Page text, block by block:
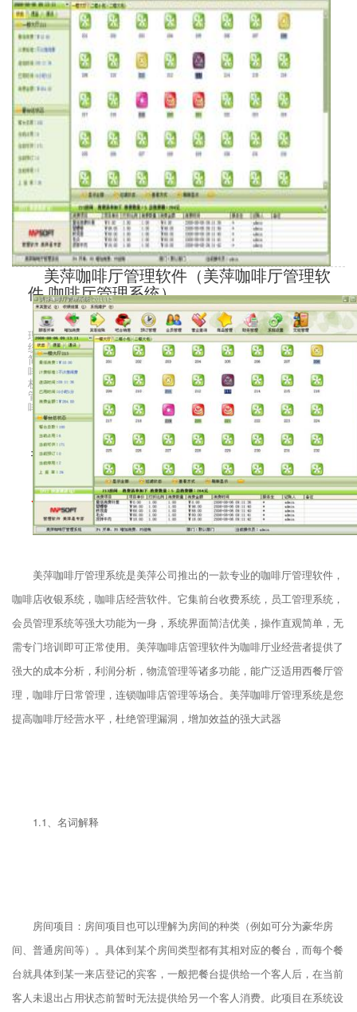
美萍咖啡厅管理软件（美萍咖啡厅管理软
件,咖啡厅管理系统）
美萍咖啡厅管理系统是美萍公司推出的一款专业的咖啡厅管
理软件，咖啡店收银系统，咖啡店经营软件。它集前台收费系
统，员工管理系统，会员管理系统等强大功能为一身，系统界面
简洁优美，操作直观简单，无需专门培训即可正常使用。美萍咖
啡店管理软件为咖啡厅业经营者提供了强大的成本分析，利润分
析，物流管理等诸多功能，能广泛适用西餐厅管理，咖啡厅日常
管理，连锁咖啡店管理等场合。美萍咖啡厅管理系统是您提高咖
啡厅经营水平，杜绝管理漏洞
市场价：1680
今日特价：980
美萍咖啡厅管理系统是美萍公司推出的一款专业的咖啡厅管理软件，
咖啡店收银系统，咖啡店经营软件。它集前台收费系统，员工管理系统，
会员管理系统等强大功能为一身，系统界面简洁优美，操作直观简单，无
需专门培训即可正常使用。美萍咖啡店管理软件为咖啡厅业经营者提供了
强大的成本分析，利润分析，物流管理等诸多功能，能广泛适用西餐厅管
理，咖啡厅日常管理，连锁咖啡店管理等场合。美萍咖啡厅管理系统是您
提高咖啡厅经营水平，杜绝管理漏洞，增加效益的强大武器
1.1、名词解释
房间项目：房间项目也可以理解为房间的种类（例如可分为豪华房
间、普通房间等）。具体到某个房间类型都有其相对应的餐台，而每个餐
台就具体到某一来店登记的宾客，一般把餐台提供给一个客人后，在当前
客人未退出占用状态前暂时无法提供给另一个客人消费。此项目在系统设